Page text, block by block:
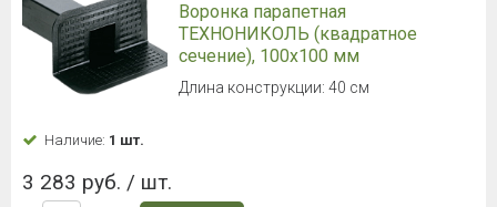
Воронка парапетная
ТЕХНОНИКОЛЬ (квадратное
сечение), 100x100 мм
Длина конструкции: 40 см
Наличие: 1 шт.
3 283 руб. / шт.